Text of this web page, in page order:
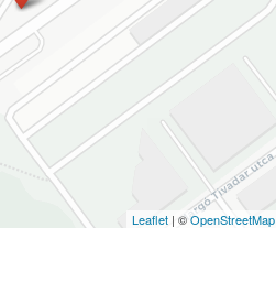
Leaflet | ©OpenStreetMap